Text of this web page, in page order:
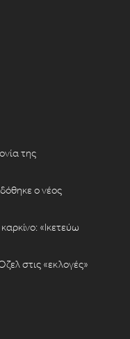
της
ο νέος
«Ικετεύω
στις «εκλογές»